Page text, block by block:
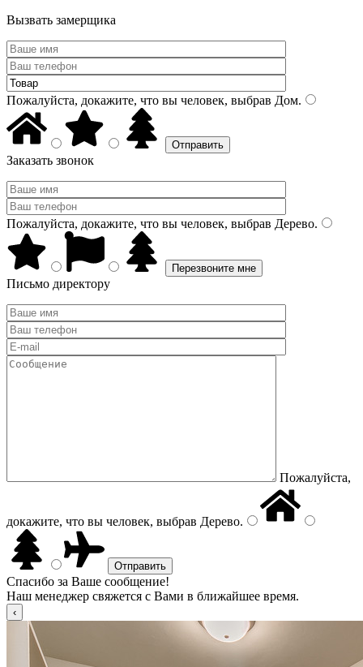
Вызвать замерщика
Пожалуйста, докажите, что вы человек, выбрав Дом.
Заказать звонок
Пожалуйста, докажите, что вы человек, выбрав Дерево.
Письмо директору
Пожалуйста,
докажите, что вы человек, выбрав Дерево.
Спасибо за Ваше сообщение!
Наш менеджер свяжется с Вами в ближайшее время.